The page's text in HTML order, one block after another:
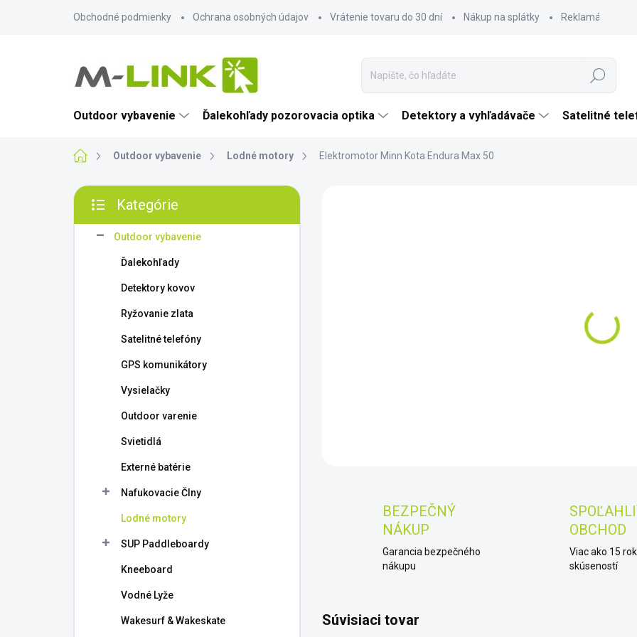
Obchodné podmienky Ochrana osobných údajov Vrátenie tovaru do 30 dní Nákup na splátky Reklamácia
Hľadať
Outdoor vybavenie Ďalekohľady pozorovacia optika Detektory a vyhľadávače Satelitné
DomovOutdoor vybavenie Lodné motory Elektromotor Minn Kota Endura Max 50
B
č
kategórie
Kategórie
Outdoor vybavenie
Ďalekohľady
Detektory kovov
Ryžovanie zlata
Satelitné telefóny
GPS komunikátory
Vysielačky
Outdoor varenie
Svietidlá
Externé batérie
Nafukovacie Člny
Lodné motory
SUP Paddleboardy
Kneeboard
Vodné Lyže
Wakesurf & Wakeskate
BEZPEČNÝ
NÁKUP
Garancia bezpečného
nákupu
OBCHOD
Viac ako 15
skúseností
Súvisiaci tovar